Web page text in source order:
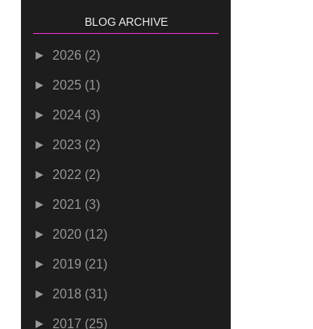
BLOG ARCHIVE
► 2026 (2)
► 2025 (1)
► 2024 (3)
► 2023 (2)
► 2022 (2)
► 2021 (3)
► 2020 (12)
► 2019 (21)
► 2018 (31)
► 2017 (25)